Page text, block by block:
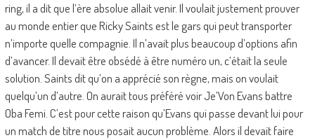
ring, il a dit que l’ère absolue allait venir. Il voulait justement prouver
au monde entier que Ricky Saints est le gars qui peut transporter
n’importe quelle compagnie. Il n’avait plus beaucoup d’options afin
d’avancer. Il devait être obsédé à être numéro un, c’était la seule
solution. Saints dit qu’on a apprécié son règne, mais on voulait
quelqu’un d’autre. On aurait tous préféré voir Je’Von Evans battre
Oba Femi. C’est pour cette raison qu’Evans qui passe devant lui pour
un match de titre nous posait aucun problème. Alors il devait faire